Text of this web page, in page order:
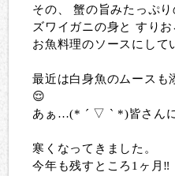
その、 蟹の旨みたっぷり
ズワイガニの身と すり
お魚料理のソースにして
最近は白身魚のムースも
😌
あぁ…(* ´ ▽ ` *)皆さん
寒くなってきました。
今年も残すところ1ヶ月‼